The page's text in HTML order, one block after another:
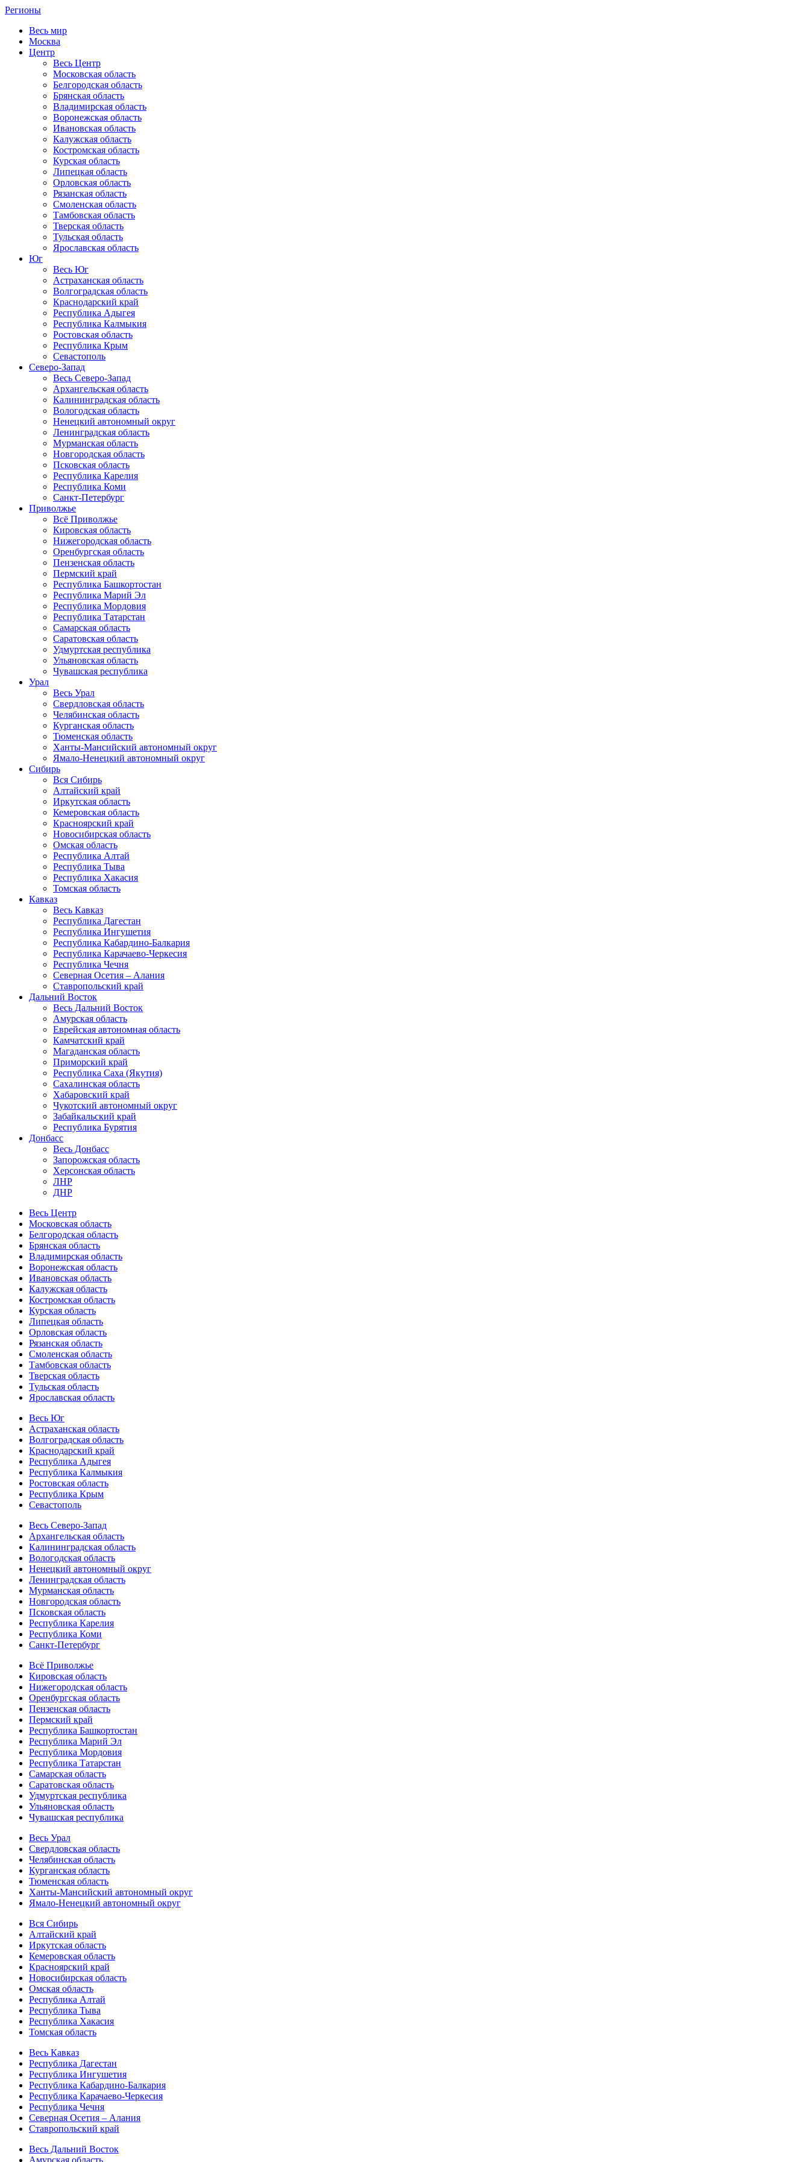
Регионы
Весь мир
Москва
Центр
Весь Центр
Московская область
Белгородская область
Брянская область
Владимирская область
Воронежская область
Ивановская область
Калужская область
Костромская область
Курская область
Липецкая область
Орловская область
Рязанская область
Смоленская область
Тамбовская область
Тверская область
Тульская область
Ярославская область
Юг
Весь Юг
Астраханская область
Волгоградская область
Краснодарский край
Республика Адыгея
Республика Калмыкия
Ростовская область
Республика Крым
Севастополь
Северо-Запад
Весь Северо-Запад
Архангельская область
Калининградская область
Вологодская область
Ненецкий автономный округ
Ленинградская область
Мурманская область
Новгородская область
Псковская область
Республика Карелия
Республика Коми
Санкт-Петербург
Приволжье
Всё Приволжье
Кировская область
Нижегородская область
Оренбургская область
Пензенская область
Пермский край
Республика Башкортостан
Республика Марий Эл
Республика Мордовия
Республика Татарстан
Самарская область
Саратовская область
Удмуртская республика
Ульяновская область
Чувашская республика
Урал
Весь Урал
Свердловская область
Челябинская область
Курганская область
Тюменская область
Ханты-Мансийский автономный округ
Ямало-Ненецкий автономный округ
Сибирь
Вся Сибирь
Алтайский край
Иркутская область
Кемеровская область
Красноярский край
Новосибирская область
Омская область
Республика Алтай
Республика Тыва
Республика Хакасия
Томская область
Кавказ
Весь Кавказ
Республика Дагестан
Республика Ингушетия
Республика Кабардино-Балкария
Республика Карачаево-Черкесия
Республика Чечня
Северная Осетия – Алания
Ставропольский край
Дальний Восток
Весь Дальний Восток
Амурская область
Еврейская автономная область
Камчатский край
Магаданская область
Приморский край
Республика Саха (Якутия)
Сахалинская область
Хабаровский край
Чукотский автономный округ
Забайкальский край
Республика Бурятия
Донбасс
Весь Донбасс
Запорожская область
Херсонская область
ЛНР
ДНР
Весь Центр
Московская область
Белгородская область
Брянская область
Владимирская область
Воронежская область
Ивановская область
Калужская область
Костромская область
Курская область
Липецкая область
Орловская область
Рязанская область
Смоленская область
Тамбовская область
Тверская область
Тульская область
Ярославская область
Весь Юг
Астраханская область
Волгоградская область
Краснодарский край
Республика Адыгея
Республика Калмыкия
Ростовская область
Республика Крым
Севастополь
Весь Северо-Запад
Архангельская область
Калининградская область
Вологодская область
Ненецкий автономный округ
Ленинградская область
Мурманская область
Новгородская область
Псковская область
Республика Карелия
Республика Коми
Санкт-Петербург
Всё Приволжье
Кировская область
Нижегородская область
Оренбургская область
Пензенская область
Пермский край
Республика Башкортостан
Республика Марий Эл
Республика Мордовия
Республика Татарстан
Самарская область
Саратовская область
Удмуртская республика
Ульяновская область
Чувашская республика
Весь Урал
Свердловская область
Челябинская область
Курганская область
Тюменская область
Ханты-Мансийский автономный округ
Ямало-Ненецкий автономный округ
Вся Сибирь
Алтайский край
Иркутская область
Кемеровская область
Красноярский край
Новосибирская область
Омская область
Республика Алтай
Республика Тыва
Республика Хакасия
Томская область
Весь Кавказ
Республика Дагестан
Республика Ингушетия
Республика Кабардино-Балкария
Республика Карачаево-Черкесия
Республика Чечня
Северная Осетия – Алания
Ставропольский край
Весь Дальний Восток
Амурская область